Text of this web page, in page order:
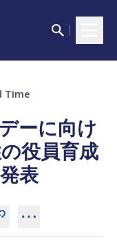
Time
ーに向け
役員育成
表